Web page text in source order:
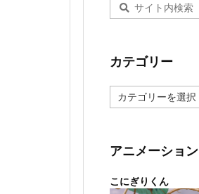
カテゴリー
テ
ー
アニメーション
こにぎりくん